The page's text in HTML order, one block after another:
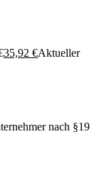
35,92 €Aktueller
nach §19